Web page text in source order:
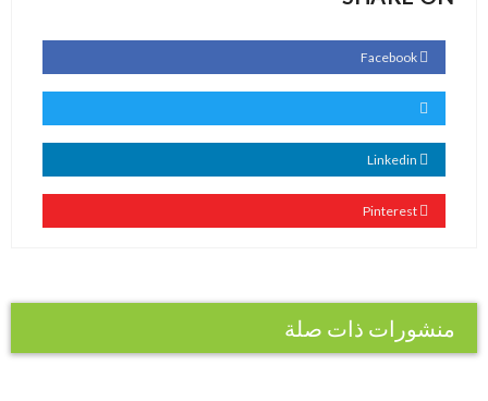
منشورات ذات صلة